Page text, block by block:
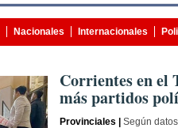
Nacionales Internacionales
Corrientes en el
más partidos
Provinciales | Según